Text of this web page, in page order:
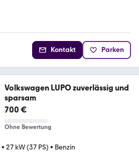
Kontakt Parken
Volkswagen LUPO zuverlässig und
sparsam
700 €
Ohne Bewertung
• 27 kW (37 PS) • Benzin